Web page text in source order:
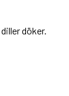
döker.